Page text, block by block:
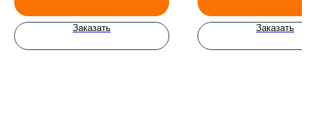
Заказать Заказать